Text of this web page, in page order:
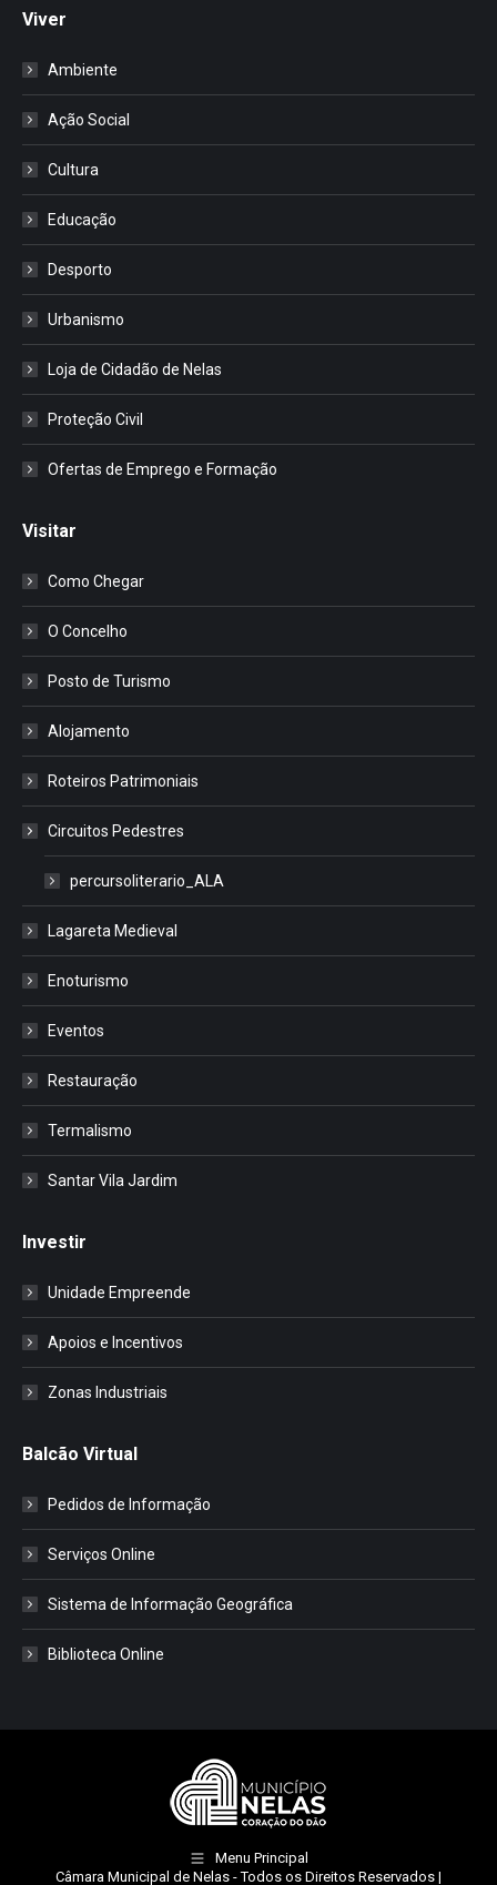
Viver
Ambiente
Ação Social
Cultura
Educação
Desporto
Urbanismo
Loja de Cidadão de Nelas
Proteção Civil
Ofertas de Emprego e Formação
Visitar
Como Chegar
O Concelho
Posto de Turismo
Alojamento
Roteiros Patrimoniais
Circuitos Pedestres
percursoliterario_ALA
Lagareta Medieval
Enoturismo
Eventos
Restauração
Termalismo
Santar Vila Jardim
Investir
Unidade Empreende
Apoios e Incentivos
Zonas Industriais
Balcão Virtual
Pedidos de Informação
Serviços Online
Sistema de Informação Geográfica
Biblioteca Online
Menu Principal
Câmara Municipal de Nelas - Todos os Direitos Reservados |